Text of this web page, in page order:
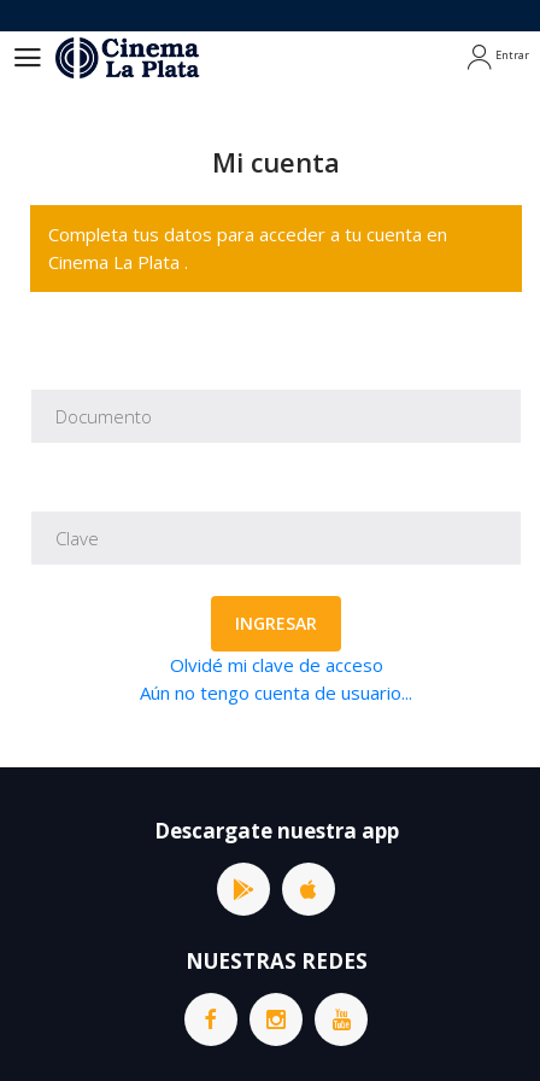
Entrar
Mi cuenta
Completa tus datos para acceder a tu cuenta en
Cinema La Plata .
INGRESAR
Olvidé mi clave de acceso
Aún no tengo cuenta de usuario...
Descargate nuestra app
NUESTRAS REDES